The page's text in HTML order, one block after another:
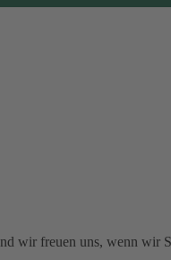
wir freuen uns, wenn wir